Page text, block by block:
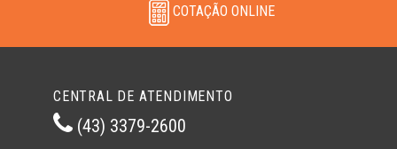
COTAÇÃO ONLINE
CENTRAL DE ATENDIMENTO
(43) 3379-2600